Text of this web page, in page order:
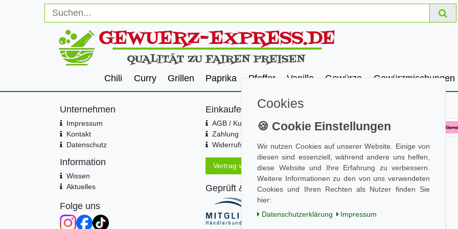
Chili Curry Grillen Paprika Pfeffer Vanille Gewürze Gewürzmischungen
Unternehmen
Impressum
Kontakt
Datenschutz
Information
Wissen
Aktuelles
Folge uns
Einkaufen
AGB / Kundeninfo
Zahlung und Versand
Widerrufsrecht
Vertrag widerrufen
Geprüft & sicher
Wir versenden mit
Cookies
Wir nutzen Cookies auf unserer Website. Einige von
diesen sind essenziell, während andere uns helfen,
diese Website und Ihre Erfahrung zu verbessern.
Weitere Informationen zu den von uns verwendeten
Cookies und Ihren Rechten als Nutzer finden Sie
hier:
Daten­schutz­erklärung
Impressum